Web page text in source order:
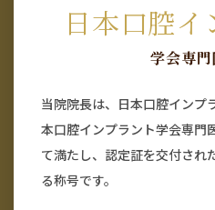
日本口腔イ
学会専
当院院長は、日本口腔インプ
本口腔インプラント学会専門
て満たし、認定証を交付され
る称号です。